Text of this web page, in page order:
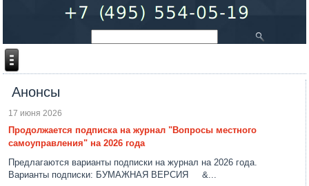
Анонсы
17 июня 2026
Продолжается подписка на журнал "Вопросы местного
самоуправления" на 2026 года
Предлагаются варианты подписки на журнал на 2026 года.
Варианты подписки: БУМАЖНАЯ ВЕРСИЯ &...